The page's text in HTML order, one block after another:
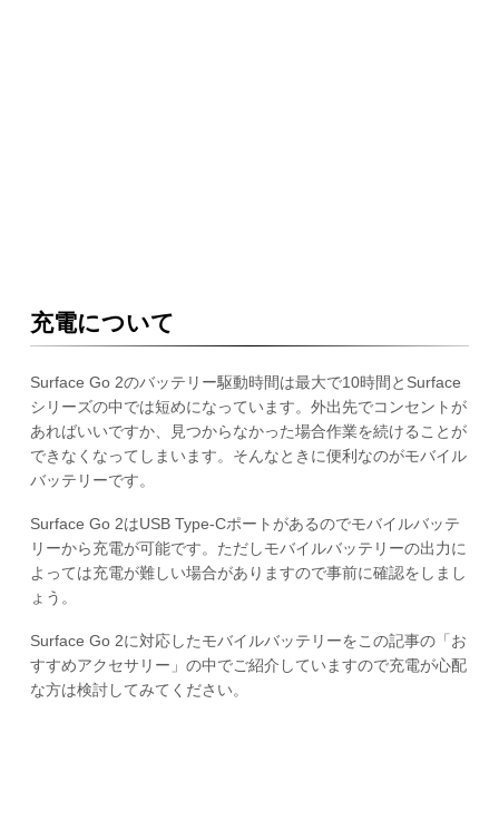
充電について
Surface Go 2のバッテリー駆動時間は最大で10時間とSurface
シリーズの中では短めになっています。外出先でコンセントが
あればいいですか、見つからなかった場合作業を続けることが
できなくなってしまいます。そんなときに便利なのがモバイル
バッテリーです。
Surface Go 2はUSB Type-Cポートがあるのでモバイルバッテ
リーから充電が可能です。ただしモバイルバッテリーの出力に
よっては充電が難しい場合がありますので事前に確認をしまし
ょう。
Surface Go 2に対応したモバイルバッテリーをこの記事の「お
すすめアクセサリー」の中でご紹介していますので充電が心配
な方は検討してみてください。